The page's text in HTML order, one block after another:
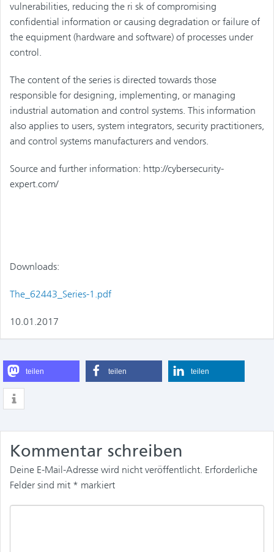
vulnerabilities, reducing the ri sk of compromising
confidential information or causing degradation or failure of
the equipment (hardware and software) of processes under
control.
The content of the series is directed towards those
responsible for designing, implementing, or managing
industrial automation and control systems. This information
also applies to users, system integrators, security practitioners,
and control systems manufacturers and vendors.
Source and further information: http://cybersecurity-
expert.com/
Downloads:
The_62443_Series-1.pdf
10.01.2017
teilen teilen teilen
Kommentar schreiben
Deine E-Mail-Adresse wird nicht veröffentlicht. Erforderliche
Felder sind mit * markiert